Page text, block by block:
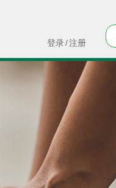
登录/注册